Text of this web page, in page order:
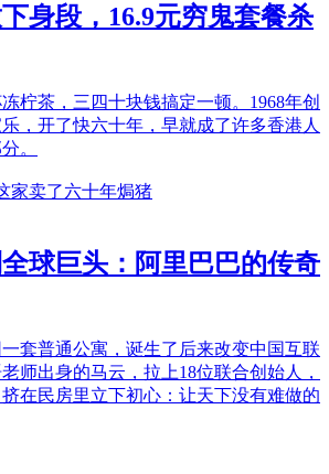
身段，16.9元穷鬼套餐杀
柠茶，三四十块钱搞定一顿。1968年创
，开了快六十年，早就成了许多香港人
。
家卖了六十年焗猪
球巨头：阿里巴巴的传奇
套普通公寓，诞生了后来改变中国互联
师出身的马云，拉上18位联合创始人，
在民房里立下初心：让天下没有难做的